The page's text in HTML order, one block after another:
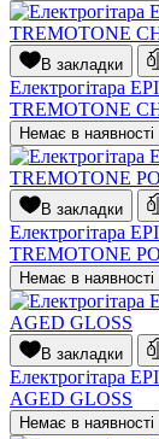
В закладки
Електрогітара
TREMOTONE
Немає в наявності
В закладки
Електрогітара
TREMOTONE
Немає в наявності
В закладки
Електрогітара
AGED GLOSS
Немає в наявності